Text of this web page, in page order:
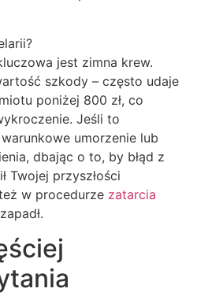
jest zimna krew.
szkody – często udaje
poniżej 800 zł, co
Jeśli to
umorzenie lub
dbając o to, by błąd z
Twojej przyszłości
w procedurze zatarcia